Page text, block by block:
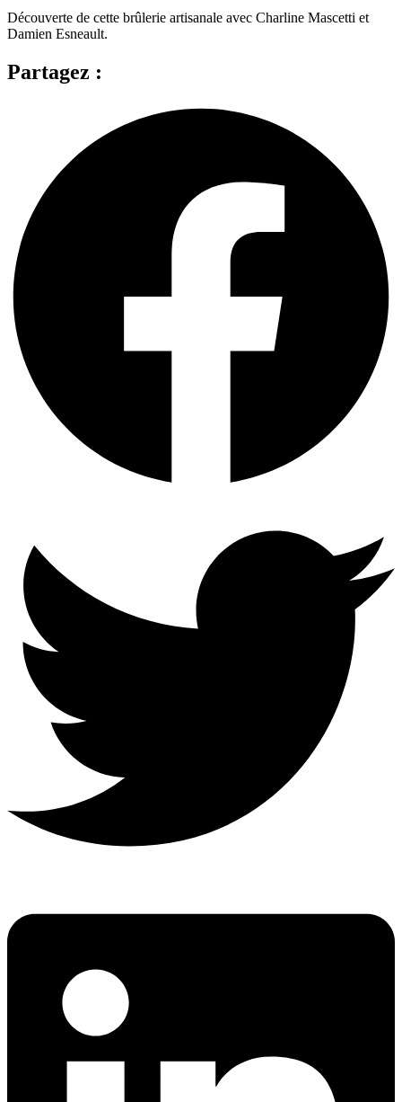
Découverte de cette brûlerie artisanale avec Charline Mascetti et
Damien Esneault.
Partagez :